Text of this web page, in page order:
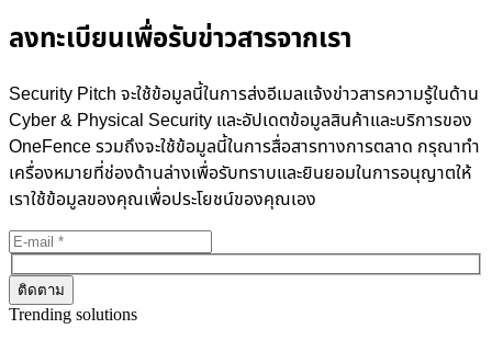
ลงทะเบียนเพื่อรับข่าวสารจากเรา
Security Pitch จะใช้ข้อมูลนี้ในการส่งอีเมลแจ้งข่าวสารความรู้ในด้าน
Cyber & Physical Security และอัปเดตข้อมูลสินค้าและบริการของ
OneFence รวมถึงจะใช้ข้อมูลนี้ในการสื่อสารทางการตลาด กรุณาทำ
เครื่องหมายที่ช่องด้านล่างเพื่อรับทราบและยินยอมในการอนุญาตให้
เราใช้ข้อมูลของคุณเพื่อประโยชน์ของคุณเอง
Trending solutions